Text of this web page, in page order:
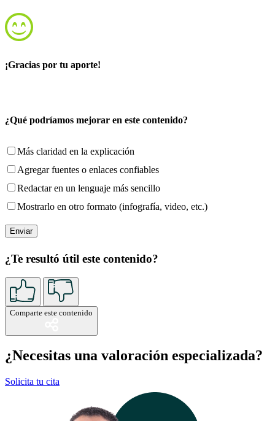
¡Gracias por tu aporte!
¿Qué podríamos mejorar en este contenido?
Más claridad en la explicación
Agregar fuentes o enlaces confiables
Redactar en un lenguaje más sencillo
Mostrarlo en otro formato (infografía, video, etc.)
¿Te resultó útil este contenido?
Comparte este contenido
¿Necesitas una valoración especializada?
Solicita tu cita